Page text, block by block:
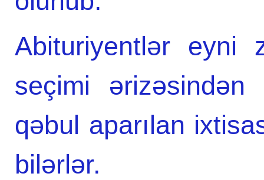
Abituriyentlər eyni
seçimi
qəbul aparılan
bilərlər.